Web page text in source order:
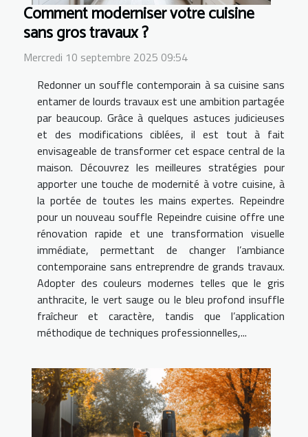
Comment moderniser votre cuisine
sans gros travaux ?
Mercredi 10 septembre 2025 09:54
Redonner un souffle contemporain à sa cuisine sans
entamer de lourds travaux est une ambition partagée
par beaucoup. Grâce à quelques astuces judicieuses
et des modifications ciblées, il est tout à fait
envisageable de transformer cet espace central de la
maison. Découvrez les meilleures stratégies pour
apporter une touche de modernité à votre cuisine, à
la portée de toutes les mains expertes. Repeindre
pour un nouveau souffle Repeindre cuisine offre une
rénovation rapide et une transformation visuelle
immédiate, permettant de changer l’ambiance
contemporaine sans entreprendre de grands travaux.
Adopter des couleurs modernes telles que le gris
anthracite, le vert sauge ou le bleu profond insuffle
fraîcheur et caractère, tandis que l’application
méthodique de techniques professionnelles,...